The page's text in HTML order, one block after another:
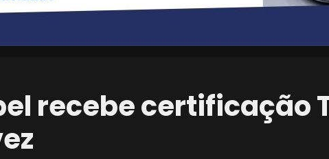
recebe certificação